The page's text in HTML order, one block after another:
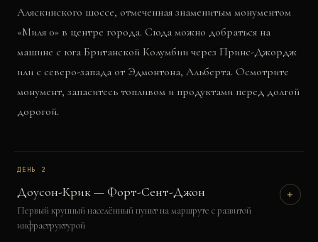
Аляскинского шоссе, отмеченная знаменитым монументом
«Миля 0» в центре города. Сюда можно добраться на
машине с юга Британской Колумбии через Принс-Джордж
или с северо-запада от Эдмонтона, Альберта. Осмотрите
монумент, запаситесь топливом и продуктами перед долгой
дорогой.
ДЕНЬ 2
Доусон-Крик — Форт-Сент-Джон
Первый крупный населённый пункт на маршруте с развитой
инфраструктурой
+